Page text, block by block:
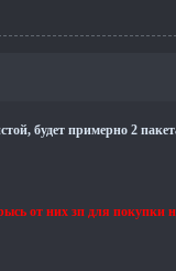
будет примерно 2
от них зп для покупки